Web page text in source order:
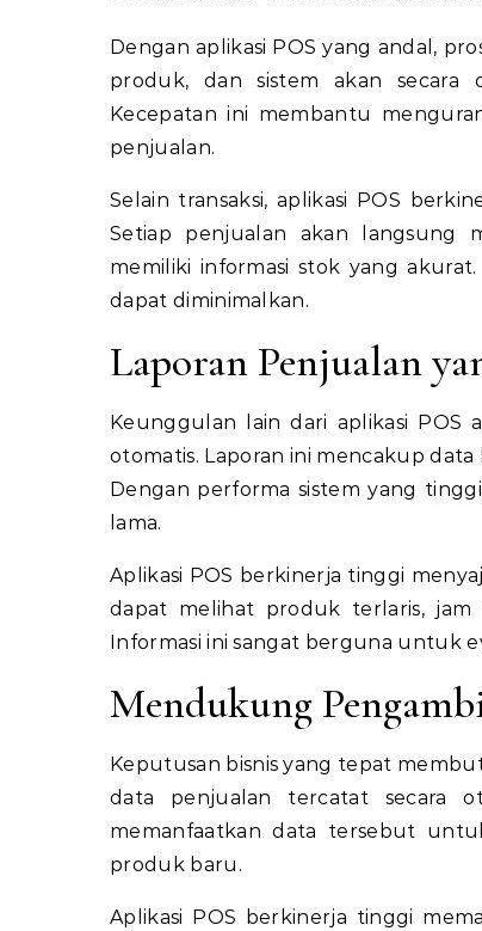
Dengan aplikasi POS yang andal,
produk, dan sistem akan secara
Kecepatan ini membantu
penjualan.
Selain transaksi, aplikasi POS
Setiap penjualan akan langsung
memiliki informasi stok yang
dapat diminimalkan.
Laporan Penjualan
Keunggulan lain dari aplikasi POS
otomatis. Laporan ini mencakup
Dengan performa sistem yang
lama.
Aplikasi POS berkinerja tinggi
dapat melihat produk terlaris, jam
Informasi ini sangat berguna untuk
Mendukung
Keputusan bisnis yang tepat
data penjualan tercatat secara
memanfaatkan data tersebut
produk baru.
Aplikasi POS berkinerja tinggi